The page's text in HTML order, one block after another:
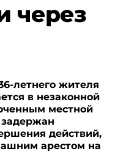
через
летнего жителя
в незаконной
местной
действий,
арестом на